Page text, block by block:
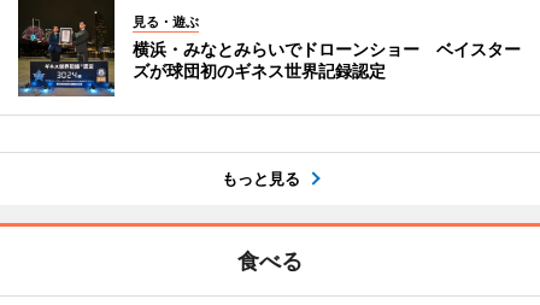
見る・遊ぶ
横浜・みなとみらいでドローンショー ベイスター
ズが球団初のギネス世界記録認定
もっと見る
食べる